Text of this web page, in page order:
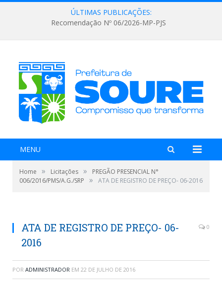
ÚLTIMAS PUBLICAÇÕES:
Recomendação Nº 06/2026-MP-PJS
MENU
Home » Licitações »
PREGÃO PRESENCIAL N°
006/2016/PMS/A.G./SRP
» ATA DE REGISTRO DE PREÇO- 06-2016
ATA DE REGISTRO DE PREÇO- 06-
2016
0
POR ADMINISTRADOR EM 22 DE JULHO DE 2016